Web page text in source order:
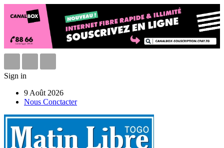
Sign in
9 Août 2026
Nous Conctacter